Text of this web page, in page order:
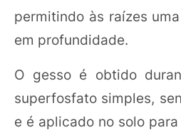
permitindo às raízes
em profundidade.
O gesso é obtido
superfosfato simples,
e é aplicado no solo